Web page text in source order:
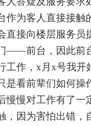
作为客人直接接触
直接向楼层服务员
――前台，因此前
工作，x月x号我开
是看前辈们如何操
慢慢对工作有了一
，因为害怕出错，